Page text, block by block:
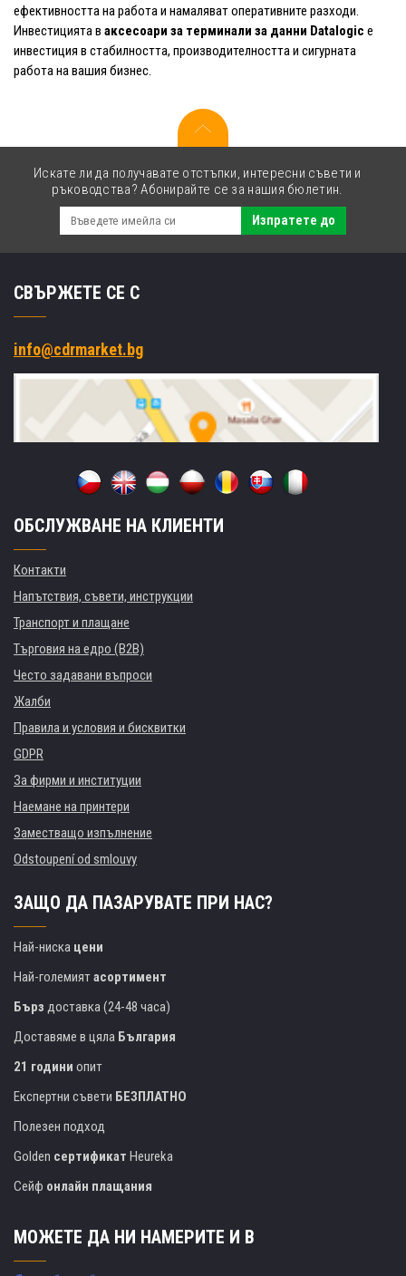
ефективността на работа и намаляват оперативните разходи.
Инвестицията в аксесоари за терминали за данни Datalogic е
инвестиция в стабилността, производителността и сигурната
работа на вашия бизнес.
Искате ли да получавате отстъпки, интересни съвети и
ръководства? Абонирайте се за нашия бюлетин.
Изпратете до
СВЪРЖЕТЕ СЕ С
info@cdrmarket.bg
ОБСЛУЖВАНЕ НА КЛИЕНТИ
Контакти
Напътствия, съвети, инструкции
Транспорт и плащане
Търговия на едро (B2B)
Често задавани въпроси
Жалби
Правила и условия и бисквитки
GDPR
За фирми и институции
Наемане на принтери
Заместващо изпълнение
Odstoupení od smlouvy
ЗАЩО ДА ПАЗАРУВАТЕ ПРИ НАС?
Най-ниска цени
Най-големиятасортимент
Бърз доставка (24-48 часа)
Доставяме в цяла България
21 години опит
Експертни съвети БЕЗПЛАТНО
Полезен подход
Golden сертификат Heureka
Сейф онлайн плащания
МОЖЕТЕ ДА НИ НАМЕРИТЕ И В